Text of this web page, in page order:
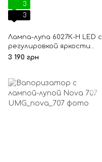
3
3
Лампа-лупа 6027К-H LED с
регулировкой яркости
"Холодный свет", 1-12W
3 190 грн